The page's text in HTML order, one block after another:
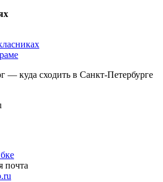
— куда сходить в Санкт-Петербурге
почта